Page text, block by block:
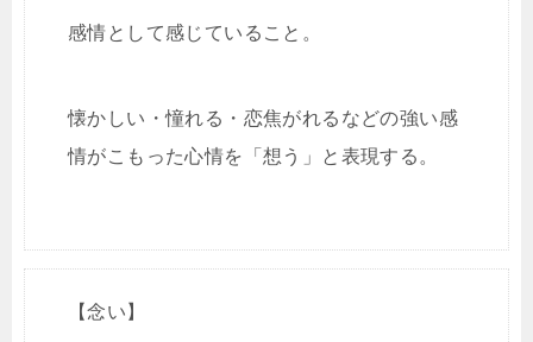
感情として感じていること。
懐かしい・憧れる・恋焦がれるなどの強い感
情がこもった心情を「想う」と表現する。
【念い】